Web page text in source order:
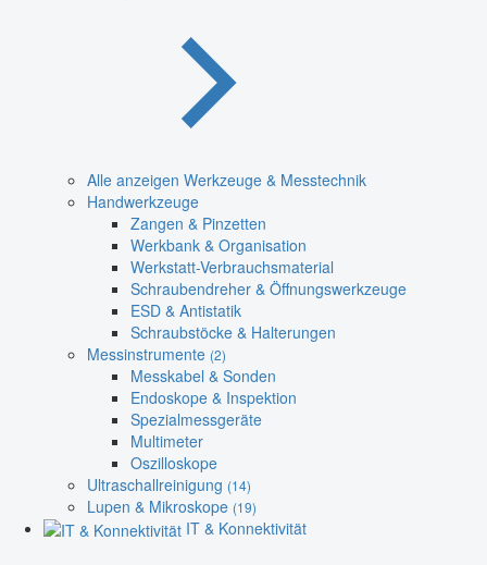
Alle anzeigen Werkzeuge & Messtechnik
Handwerkzeuge
Zangen & Pinzetten
Werkbank & Organisation
Werkstatt-Verbrauchsmaterial
Schraubendreher & Öffnungswerkzeuge
ESD & Antistatik
Schraubstöcke & Halterungen
Messinstrumente (2)
Messkabel & Sonden
Endoskope & Inspektion
Spezialmessgeräte
Multimeter
Oszilloskope
Ultraschallreinigung (14)
Lupen & Mikroskope (19)
IT & Konnektivität